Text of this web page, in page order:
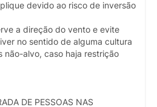
devido ao risco de inversão
a direção do vento e evite
no sentido de alguma cultura
não-alvo, caso haja restrição
DE PESSOAS NAS